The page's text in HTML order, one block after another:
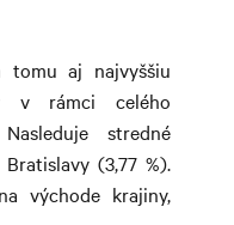
tomu aj najvyššiu
v rámci celého
stredné
(3,77 %).
východe krajiny,